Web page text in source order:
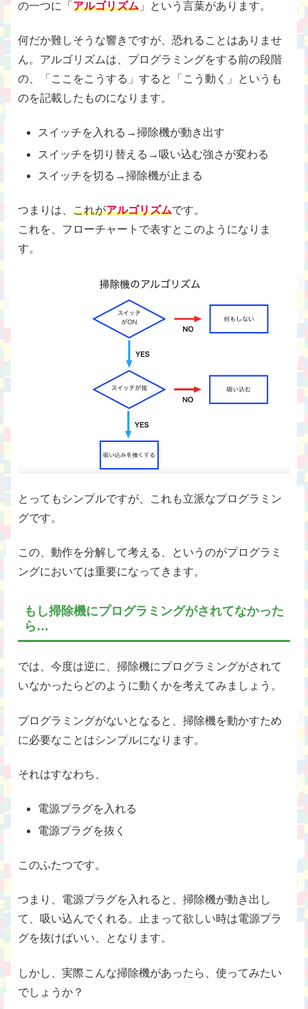
の一つに「 アルゴリズム 」という言葉があります。
何だか難しそうな響きですが、恐れることはありませ
ん。アルゴリズムは、プログラミングをする前の段階
の、「ここをこうする」すると「こう動く」というも
のを記載したものになります。
スイッチを入れる→掃除機が動き出す
スイッチを切り替える→吸い込む強さが変わる
スイッチを切る→掃除機が止まる
つまりは、 これがアルゴリズムです。
これを、フローチャートで表すとこのようになりま
す。
とってもシンプルですが、これも立派なプログラミン
グです。
この、動作を分解して考える、というのがプログラミ
ングにおいては重要になってきます。
もし掃除機にプログラミングがされてなかった
ら…
では、今度は逆に、掃除機にプログラミングがされて
いなかったらどのように動くかを考えてみましょう。
プログラミングがないとなると、掃除機を動かすため
に必要なことはシンプルになります。
それはすなわち、
電源プラグを入れる
電源プラグを抜く
このふたつです。
つまり、電源プラグを入れると、掃除機が動き出し
て、吸い込んでくれる。止まって欲しい時は電源プラ
グを抜けばいい、となります。
しかし、実際こんな掃除機があったら、使ってみたい
でしょうか？